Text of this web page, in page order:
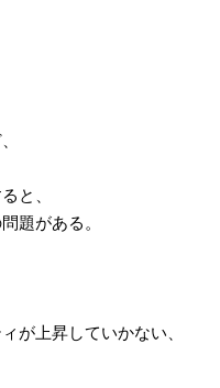
と、
題がある。
が上昇していかない、